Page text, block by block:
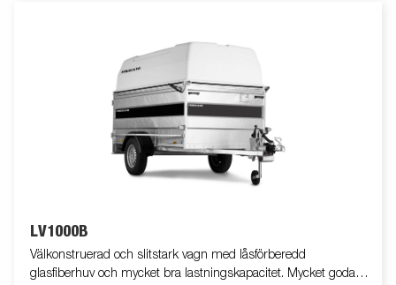
LV1000B
Välkonstruerad och slitstark vagn med låsförberedd
glasfiberhuv och mycket bra lastningskapacitet. Mycket goda